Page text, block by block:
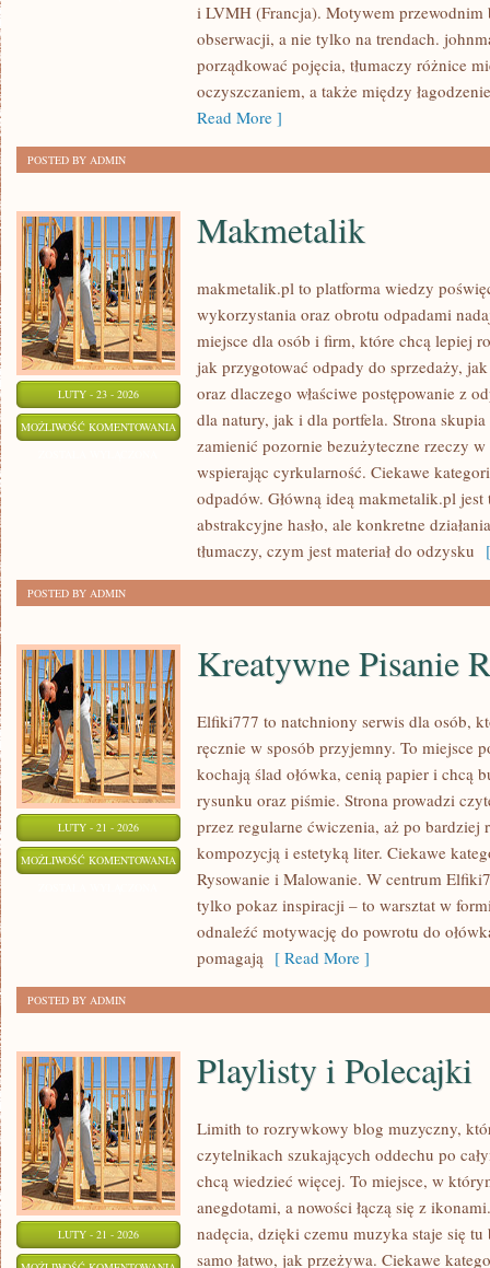
GAMBLE
(P&G)
(USA)
i LVMH (Francja). Motywem przewodnim
obserwacji, a nie tylko na trendach.
porządkować pojęcia, tłumaczy różnice
oczyszczaniem, a także między
Read More ]
POSTED BY ADMIN
LUTY - 23 - 2026
MOŻLIWOŚĆ KOMENTOWANIA MAKMETALIK
Makmetalik
makmetalik.pl to platforma wiedzy
wykorzystania oraz obrotu odpadami
miejsce dla osób i firm, które chcą lepiej
jak przygotować odpady do sprzedaży,
oraz dlaczego właściwe postępowanie z
dla natury, jak i dla portfela. Strona
zamienić pozornie bezużyteczne rzeczy
wspierając cyrkularność. Ciekawe
odpadów. Główną ideą makmetalik.pl
abstrakcyjne hasło, ale konkretne
tłumaczy, czym jest materiał do odzysku
POSTED BY ADMIN
LUTY - 21 - 2026
MOŻLIWOŚĆ KOMENTOWANIA KREATYWNE
PISANIE
RĘCZNE
Kreatywne Pisanie
Elfiki777 to natchniony serwis dla osób,
ręcznie w sposób przyjemny. To miejsce
kochają ślad ołówka, cenią papier i chcą
rysunku oraz piśmie. Strona prowadzi
przez regularne ćwiczenia, aż po bardziej
kompozycją i estetyką liter. Ciekawe
Rysowanie i Malowanie. W centrum
tylko pokaz inspiracji – to warsztat w
odnaleźć motywację do powrotu do
pomagają [ Read More ]
POSTED BY ADMIN
LUTY - 21 - 2026
Playlisty i Polecajki
Limith to rozrywkowy blog muzyczny,
czytelnikach szukających oddechu po
chcą wiedzieć więcej. To miejsce, w
anegdotami, a nowości łączą się z
nadęcia, dzięki czemu muzyka staje się
samo łatwo, jak przeżywa. Ciekawe